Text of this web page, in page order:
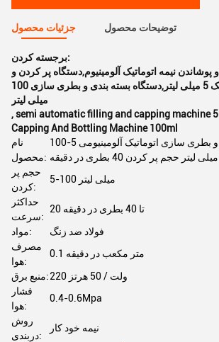
جزئیات محصول توضیحات محصول
برجسته کردن:
نیمه اتوماتیک آلومینیوم,دستگاه پر کردن و
پوشاندن نیمه اتوماتیک 5 میلی لیتر,دستگاه بسته بندی و بطری سازی 100
میلی لیتر
,semi automatic filling and capping machine
Capping And Bottling Machine 100ml
نام
محصول:
دستگاه بسته بندی و بطری سازی اتوماتیک آلومینیومی 5-100
میلی لیتر حجم پر کردن 40 بطری در دقیقه
حجم پر
کردن:
5-100 میلی لیتر
حداکثر
سرعت:
20 تا 40 بطری در دقیقه
مواد:
فولاد ضد زنگ
مصرف
هوا:
0.1 متر مکعب در دقیقه
منبع برق:
220 ولت / 50 هرتز
فشار
هوا:
0.4-0.6Mpa
روش
دربندی:
نیمه خود کار